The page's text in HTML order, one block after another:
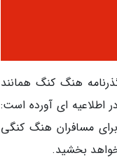
هنگ کنگ همانند
و 21 روز در این کشور بمانند در اطلاعیه ای آورده است:
مسافران هنگ کنگی
بخشید.